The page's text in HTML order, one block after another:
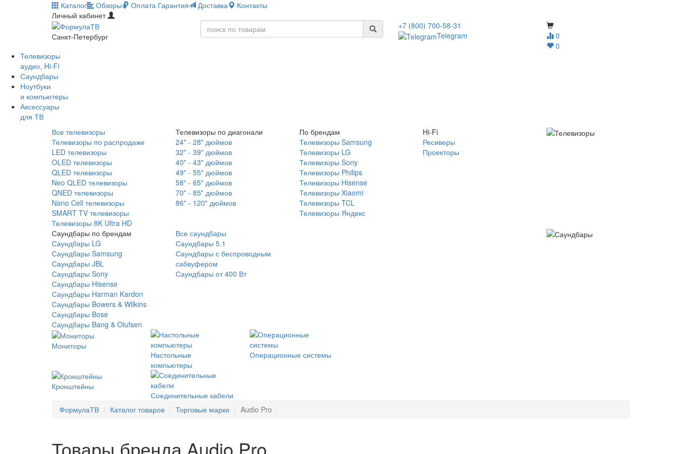
Каталог Обзоры Оплата Гарантия Доставка
Контакты
Личный кабинет
Санкт-Петербург
0
0
+7 (800) 700-58-31
Telegram
Телевизоры
аудио, Hi-Fi
Саундбары
Ноутбуки
и компьютеры
Аксессуары
для ТВ
Все телевизоры
Телевизоры по распродаже
LED телевизоры
OLED телевизоры
QLED телевизоры
Neo QLED телевизоры
QNED телевизоры
Nano Cell телевизоры
SMART TV телевизоры
Телевизоры 8K Ultra HD
Телевизоры по диагонали
24" - 28" дюймов
32" - 39" дюймов
40" - 43" дюймов
49" - 55" дюймов
58" - 65" дюймов
70" - 85" дюймов
86" - 120" дюймов
По брендам
Телевизоры Samsung
Телевизоры LG
Телевизоры Sony
Телевизоры Philips
Телевизоры Hisense
Телевизоры Xiaomi
Телевизоры TCL
Телевизоры Яндекс
Hi-Fi
Ресиверы
Проекторы
Саундбары по брендам
Саундбары LG
Саундбары Samsung
Саундбары JBL
Саундбары Sony
Саундбары Hisense
Саундбары Harman Kardon
Саундбары Bowers & Wilkins
Саундбары Bose
Саундбары Bang & Olufsen
Все саундбары
Саундбары 5.1
Саундбары с беспроводным
сабвуфером
Саундбары от 400 Вт
Мониторы
Настольные
компьютеры
Операционные системы
Кронштейны
Соединительные кабели
ФормулаТВ
Каталог товаров Торговые марки Audio Pro
Товары бренда Audio Pro